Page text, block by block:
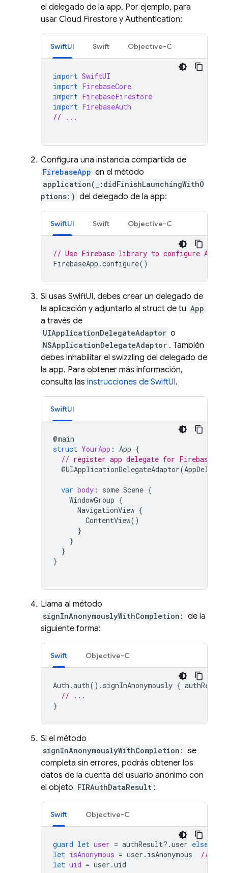
el delegado de la app. Por ejemplo, para
usar Cloud Firestore y Authentication:
SwiftUI Swift Objective-C
import SwiftUI
import FirebaseCore
import FirebaseFirestore
import FirebaseAuth
// ...
Configura una instancia compartida de
FirebaseApp en el método
application(_:didFinishLaunchingWithO
ptions:) del delegado de la app:
SwiftUI Swift Objective-C
// Use Firebase library to configure APIs
FirebaseApp .configure()
Si usas SwiftUI, debes crear un delegado de
la aplicación y adjuntarlo al struct de tu App
a través de
UIApplicationDelegateAdaptor o
NSApplicationDelegateAdaptor . También
debes inhabilitar el swizzling del delegado de
la app. Para obtener más información,
consulta las instrucciones de SwiftUI.
SwiftUI
@main
struct YourApp : App {
// register app delegate for Firebase
@UIApplicationDelegateAdaptor(
var body : some Scene {
WindowGroup {
NavigationView {
ContentView()
}
}
}
}
Llama al método
signInAnonymouslyWithCompletion: de la
siguiente forma:
Swift Objective-C
Auth .auth(). signInAnonymously { authResult
// ...
}
Si el método
signInAnonymouslyWithCompletion: se
completa sin errores, podrás obtener los
datos de la cuenta del usuario anónimo con
el objeto FIRAuthDataResult :
Swift Objective-C
guard let user = authResult?.user else
let isAnonymous = user . isAnonymous
//
let uid = user .uid